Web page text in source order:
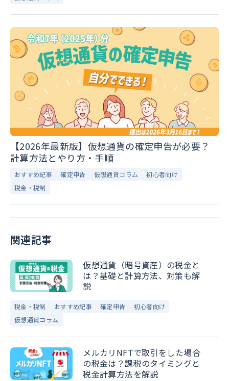
【2026年最新版】仮想通貨の確定申告が必要？
計算方法とやり方・手順
おすすめ記事 確定申告 仮想通貨コラム
初心者向け
税金・税制
関連記事
仮想通貨（暗号資産）の税金と
は？基礎と計算方法、対策も解
説
税金・税制 おすすめ記事 確定申告
初心者向け
仮想通貨コラム
メルカリNFTで取引をした場合
の税金は？課税のタイミングと
税金計算方法を解説